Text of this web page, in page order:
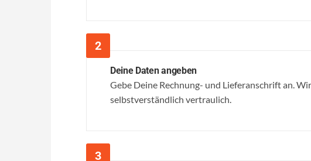
Deine Daten angeben
Gebe Deine Rechnung- und Lieferanschrift an.
selbstverständlich vertraulich.